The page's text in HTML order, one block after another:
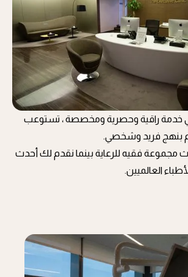
هي خدمة راقية وحصرية ومخصصة ، تستوعب
بنهج فريد وشخصي.
مجموعة فقيه للرعاية بينما نقدم لك أحدث
العالميين.